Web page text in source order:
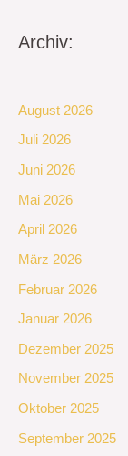
Archiv:
August 2026
Juli 2026
Juni 2026
Mai 2026
April 2026
März 2026
Februar 2026
Januar 2026
Dezember 2025
November 2025
Oktober 2025
September 2025